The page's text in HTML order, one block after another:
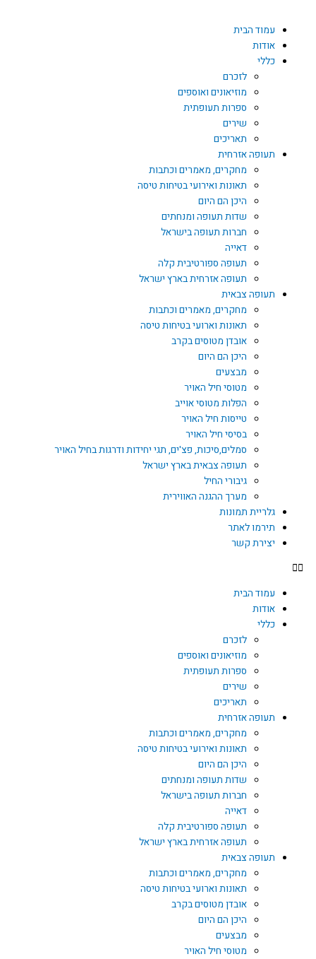
עמוד הבית
אודות
כללי
לזכרם
מוזיאונים ואוספים
ספרות תעופתית
שירים
תאריכים
תעופה אזרחית
מחקרים, מאמרים וכתבות
תאונות ואירועי בטיחות טיסה
היכן הם היום
שדות תעופה ומנחתים
חברות תעופה בישראל
דאייה
תעופה ספורטיבית קלה
תעופה אזרחית בארץ ישראל
תעופה צבאית
מחקרים, מאמרים וכתבות
תאונות וארועי בטיחות טיסה
אובדן מטוסים בקרב
היכן הם היום
מבצעים
מטוסי חיל האויר
הפלות מטוסי אוייב
טייסות חיל האויר
בסיסי חיל האויר
סמלים,סיכות, פצ'ים, תגי יחידות ודרגות בחיל האויר
תעופה צבאית בארץ ישראל
גיבורי החיל
מערך ההגנה האווירית
גלריית תמונות
תירמו לאתר
יצירת קשר
עמוד הבית
אודות
כללי
לזכרם
מוזיאונים ואוספים
ספרות תעופתית
שירים
תאריכים
תעופה אזרחית
מחקרים, מאמרים וכתבות
תאונות ואירועי בטיחות טיסה
היכן הם היום
שדות תעופה ומנחתים
חברות תעופה בישראל
דאייה
תעופה ספורטיבית קלה
תעופה אזרחית בארץ ישראל
תעופה צבאית
מחקרים, מאמרים וכתבות
תאונות וארועי בטיחות טיסה
אובדן מטוסים בקרב
היכן הם היום
מבצעים
מטוסי חיל האויר